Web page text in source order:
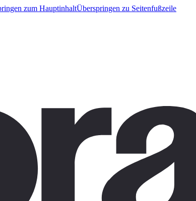
zum HauptinhaltÜberspringen zu Seitenfußzeile